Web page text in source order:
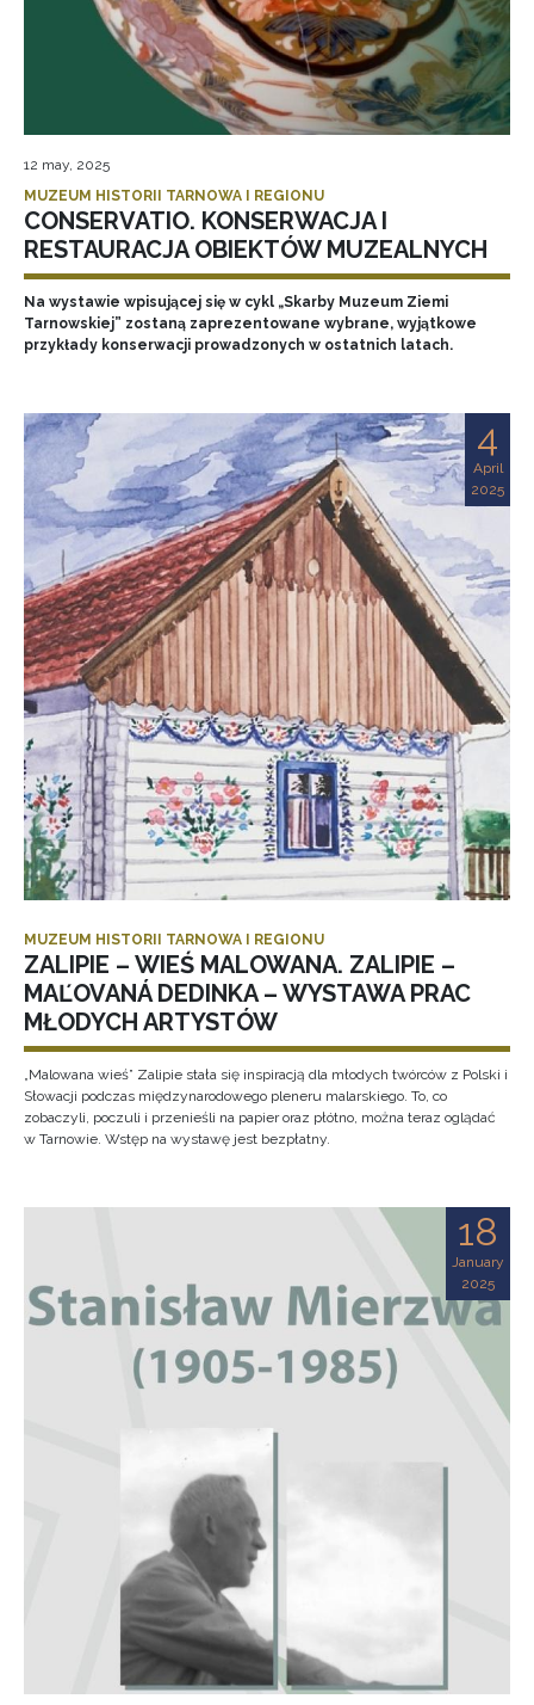
12 may, 2025
MUZEUM HISTORII TARNOWA I REGIONU
CONSERVATIO. KONSERWACJA I
RESTAURACJA OBIEKTÓW MUZEALNYCH
Na wystawie wpisującej się w cykl „Skarby Muzeum Ziemi
Tarnowskiej” zostaną zaprezentowane wybrane, wyjątkowe
przykłady konserwacji prowadzonych w ostatnich latach.
4
April
2025
MUZEUM HISTORII TARNOWA I REGIONU
ZALIPIE – WIEŚ MALOWANA. ZALIPIE –
MAĽOVANÁ DEDINKA – WYSTAWA PRAC
MŁODYCH ARTYSTÓW
„Malowana wieś” Zalipie stała się inspiracją dla młodych twórców z Polski i
Słowacji podczas międzynarodowego pleneru malarskiego. To, co
zobaczyli, poczuli i przenieśli na papier oraz płótno, można teraz oglądać
w Tarnowie. Wstęp na wystawę jest bezpłatny.
18
January
2025